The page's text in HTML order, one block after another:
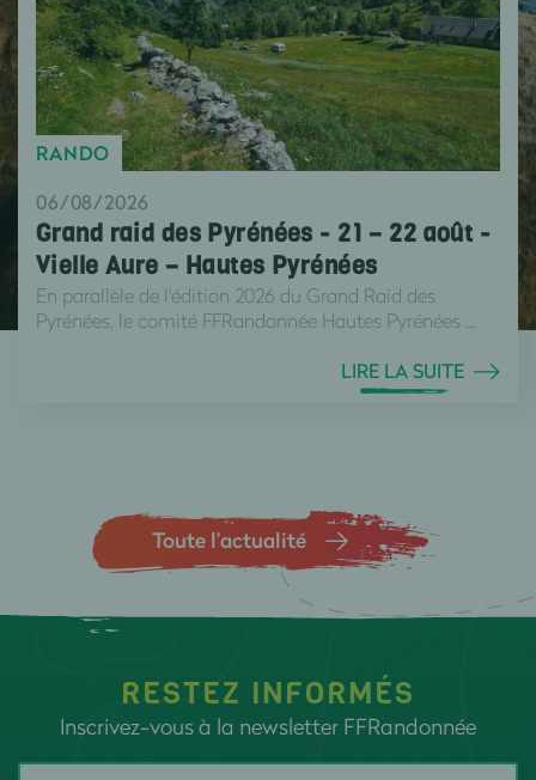
RANDO
06/08/2026
Grand raid des Pyrénées - 21 – 22 août -
Vielle Aure – Hautes Pyrénées
En parallèle de l'édition 2026 du Grand Raid des
Pyrénées, le comité FFRandonnée Hautes Pyrénées ...
LIRE LA SUITE
Toute l’actualité
RESTEZ INFORMÉS
Inscrivez-vous à la newsletter FFRandonnée